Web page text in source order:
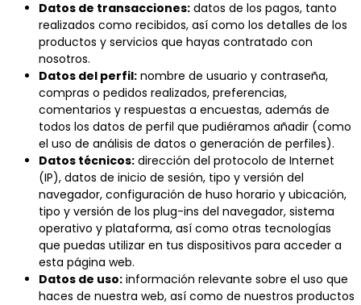
Datos de transacciones: datos de los pagos, tanto
realizados como recibidos, así como los detalles de los
productos y servicios que hayas contratado con
nosotros.
Datos del perfil: nombre de usuario y contraseña,
compras o pedidos realizados, preferencias,
comentarios y respuestas a encuestas, además de
todos los datos de perfil que pudiéramos añadir (como
el uso de análisis de datos o generación de perfiles).
Datos técnicos: dirección del protocolo de Internet
(IP), datos de inicio de sesión, tipo y versión del
navegador, configuración de huso horario y ubicación,
tipo y versión de los plug-ins del navegador, sistema
operativo y plataforma, así como otras tecnologías
que puedas utilizar en tus dispositivos para acceder a
esta página web.
Datos de uso: información relevante sobre el uso que
haces de nuestra web, así como de nuestros productos